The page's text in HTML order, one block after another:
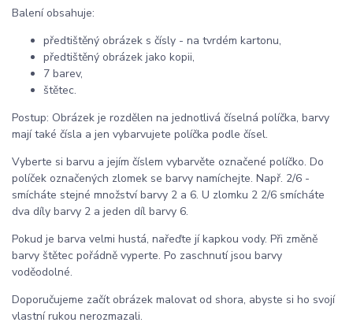
Balení obsahuje:
předtištěný obrázek s čísly - na tvrdém kartonu,
předtištěný obrázek jako kopii,
7 barev,
štětec.
Postup: Obrázek je rozdělen na jednotlivá číselná políčka, barvy
mají také čísla a jen vybarvujete políčka podle čísel.
Vyberte si barvu a jejím číslem vybarvěte označené políčko. Do
políček označených zlomek se barvy namíchejte. Např. 2/6 -
smícháte stejné množství barvy 2 a 6. U zlomku 2 2/6 smícháte
dva díly barvy 2 a jeden díl barvy 6.
Pokud je barva velmi hustá, nařeďte jí kapkou vody. Při změně
barvy štětec pořádně vyperte. Po zaschnutí jsou barvy
voděodolné.
Doporučujeme začít obrázek malovat od shora, abyste si ho svojí
vlastní rukou nerozmazali.